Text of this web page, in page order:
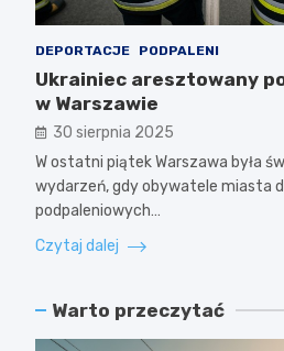
DEPORTACJE PODPALENI
Ukrainiec aresztowany
w Warszawie
30 sierpnia 2025
W ostatni piątek Warszawa była
wydarzeń, gdy obywatele miasta
podpaleniowych…
Czytaj dalej
Warto przeczytać